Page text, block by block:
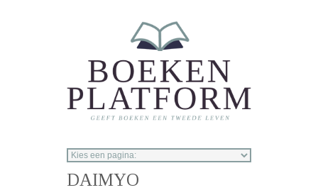
DAIMYO